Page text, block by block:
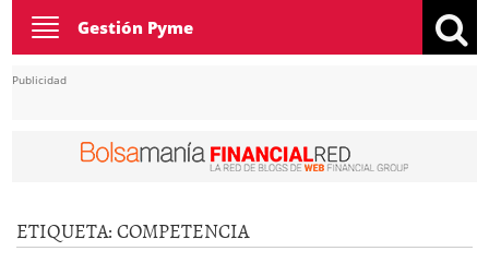
Toggle
navigation
Gestión Pyme
Publicidad
ETIQUETA:COMPETENCIA